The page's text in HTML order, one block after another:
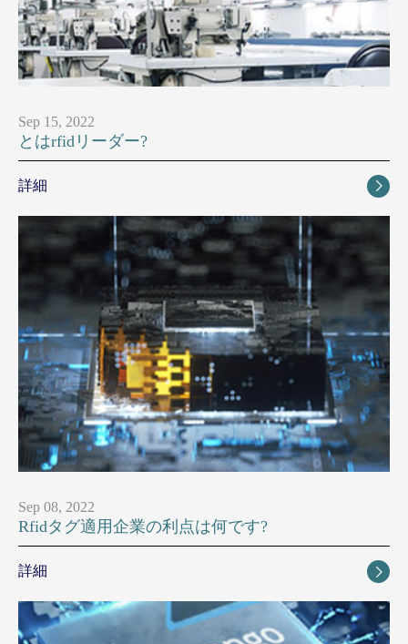
Sep 15, 2022
とはrfidリーダー?
詳細 
Sep 08, 2022
Rfidタグ適用企業の利点は何です?
詳細 